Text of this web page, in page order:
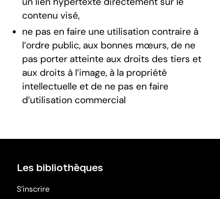
contenu visé,
ne pas en faire une utilisation contraire à
l’ordre public, aux bonnes mœurs, de ne
pas porter atteinte aux droits des tiers et
aux droits à l’image, à la propriété
intellectuelle et de ne pas en faire
d’utilisation commercial
Les bibliothèques
S’inscrire